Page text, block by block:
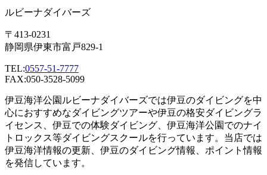
ルビーナダイバーズ
〒413-0231
静岡県伊東市富戸829-1
TEL:0557-51-7777
FAX:050-3528-5099
伊豆海洋公園ルビーナダイバーズでは伊豆のダイビングを中
心におすすめなダイビングツアーや伊豆の格安ダイビングラ
イセンス、伊豆での体験ダイビング、伊豆海洋公園でのナイ
トロックス等ダイビングスクールを行っています。当店では
伊豆海洋情報の更新、伊豆のダイビング情報、ポイント情報
を発信しています。